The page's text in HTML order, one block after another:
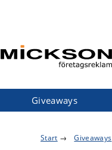
Giveaways
Start → Giveaways